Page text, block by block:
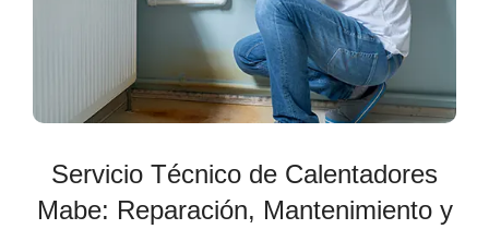
Servicio Técnico de Calentadores
Mabe: Reparación, Mantenimiento y